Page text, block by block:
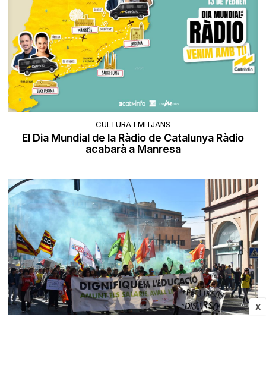
X
CULTURA I MITJANS
El Dia Mundial de la Ràdio de Catalunya Ràdio
acabarà a Manresa